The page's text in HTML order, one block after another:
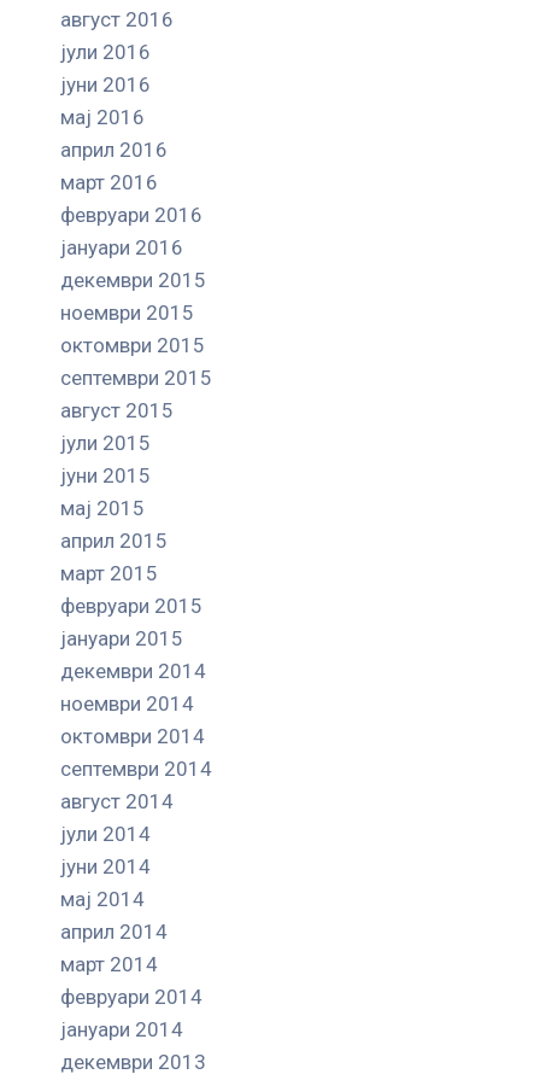
август 2016
јули 2016
јуни 2016
мај 2016
април 2016
март 2016
февруари 2016
јануари 2016
декември 2015
ноември 2015
октомври 2015
септември 2015
август 2015
јули 2015
јуни 2015
мај 2015
април 2015
март 2015
февруари 2015
јануари 2015
декември 2014
ноември 2014
октомври 2014
септември 2014
август 2014
јули 2014
јуни 2014
мај 2014
април 2014
март 2014
февруари 2014
јануари 2014
декември 2013